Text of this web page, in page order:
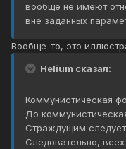
вообще не имеют
вне заданных
Вообще-то, это
Helium сказал:
Коммунистическая
До
Страждущим следует
Следовательно,